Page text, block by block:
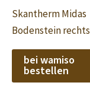
Skantherm Midas
Bodenstein rechts
bei wamiso
bestellen